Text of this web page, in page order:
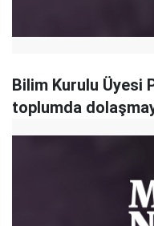
Bilim Kurulu Üyesi
toplumda